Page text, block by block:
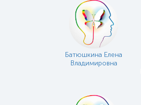
Батюшкина Елена
Владимировна